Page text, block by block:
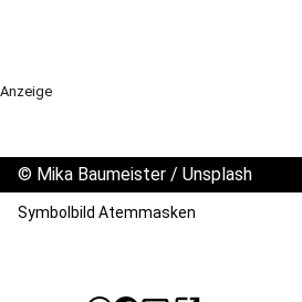
Anzeige
© Mika Baumeister / Unsplash
Symbolbild Atemmasken